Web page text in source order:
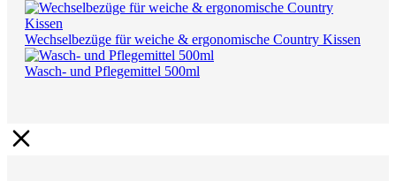
Wechselbezüge für weiche & ergonomische Country Kissen
Wasch- und Pflegemittel 500ml